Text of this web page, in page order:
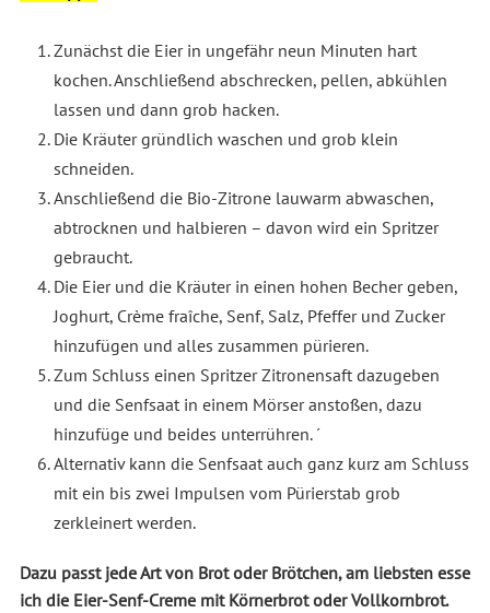
Zunächst die Eier in ungefähr neun Minuten hart
kochen. Anschließend abschrecken, pellen, abkühlen
lassen und dann grob hacken.
Die Kräuter gründlich waschen und grob klein
schneiden.
Anschließend die Bio-Zitrone lauwarm abwaschen,
abtrocknen und halbieren – davon wird ein Spritzer
gebraucht.
Die Eier und die Kräuter in einen hohen Becher geben,
Joghurt, Crème fraîche, Senf, Salz, Pfeffer und Zucker
hinzufügen und alles zusammen pürieren.
Zum Schluss einen Spritzer Zitronensaft dazugeben
und die Senfsaat in einem Mörser anstoßen, dazu
hinzufüge und beides unterrühren. ´
Alternativ kann die Senfsaat auch ganz kurz am Schluss
mit ein bis zwei Impulsen vom Pürierstab grob
zerkleinert werden.
Dazu passt jede Art von Brot oder Brötchen, am liebsten esse
ich die Eier-Senf-Creme mit Körnerbrot oder Vollkornbrot.